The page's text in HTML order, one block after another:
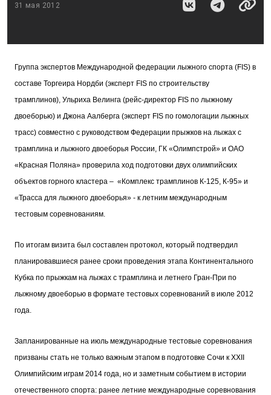
31 мая 2012
Группа экспертов Международной федерации лыжного спорта (FIS) в
составе Торгеира Нордби (эксперт FIS по строительству
трамплинов), Ульриха Велинга (рейс-директор FIS по лыжному
двоеборью) и Джона Аалберга (эксперт FIS по гомологации лыжных
трасс) совместно с руководством Федерации прыжков на лыжах с
трамплина и лыжного двоеборья России, ГК «Олимпстрой» и ОАО
«Красная Поляна» проверила ход подготовки двух олимпийских
объектов горного кластера – «Комплекс трамплинов К-125, К-95» и
«Трасса для лыжного двоеборья» - к летним международным
тестовым соревнованиям.
По итогам визита был составлен протокол, который подтвердил
планировавшиеся ранее сроки проведения этапа Континентального
Кубка по прыжкам на лыжах с трамплина и летнего Гран-При по
лыжному двоеборью в формате тестовых соревнований в июле 2012
года.
Запланированные на июль международные тестовые соревнования
призваны стать не только важным этапом в подготовке Сочи к XXII
Олимпийским играм 2014 года, но и заметным событием в истории
отечественного спорта: ранее летние международные соревнования